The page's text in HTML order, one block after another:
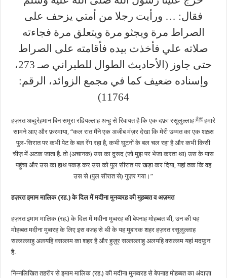
فقال: … ورأيت رجلا من أمتي يزحف على
الصراط مرة ويجثو مرة ويتعلق مرة فجاءته
صلاته علي فأخذت بيده فأقامته على الصراط
حتى جاوز (الأحاديث الطوال للطبراني صـ 273،
وإسناده ضعيف كما في مجمع الزوائد، الرقم:
11764)
हज़रत अब्दुर्रह़मान बिन समुरा रद़ियल्लाह अन्हु से रिवायत है कि एक दफ़ा रसूलुल्लाह ﷺ हमारे
सामने आए और फ़रमाया, “कल रात मैंने एक अजीब मंज़र देखा कि मेरी उम्मत का एक शख़्स
पुल-सिरात पर कभी पेट के बल रेंग रहा है, कभी घुटनों के बल चल रहा है और कभी किसी
चीज़ में अटक जाता है. तो (अचानक) उस का दुरूद (जो मुझ पर भेजा करता था) उस के पास
पहुंचा और उस का हाथ पकड़ कर उस को पुल सीरात पर खड़ा कर दिया, यहां तक कि वह
उस से (पुल सीरात से) गुज़र गया।”
हज़रत इमाम मालिक (रह.) के दिल में मदीना मुनव्वरह की मुहब्बत व अज़मत
हज़रत इमाम मालिक (रह.) के दिल में मदीना मुव्वरह की बेपनाह मोहब्बत थी, उन की यह
मोहब्बत मदीना मुव्वरह के लिए इस वजह से थी के यह मुबारक शहर हज़रत रसूलुल्लाह
सल्लल्लाहु अलयहि वसल्लम का शहर है और हुज़ूर सल्लल्लाहु अलयहि वसल्लम यहां मदफ़ून
है.
निम्नलिखित तहरीर से इमाम मालिक (रह.) की मदीना मुनव्वरह से बेपनाह मोहब्बत का अंदाज़ा